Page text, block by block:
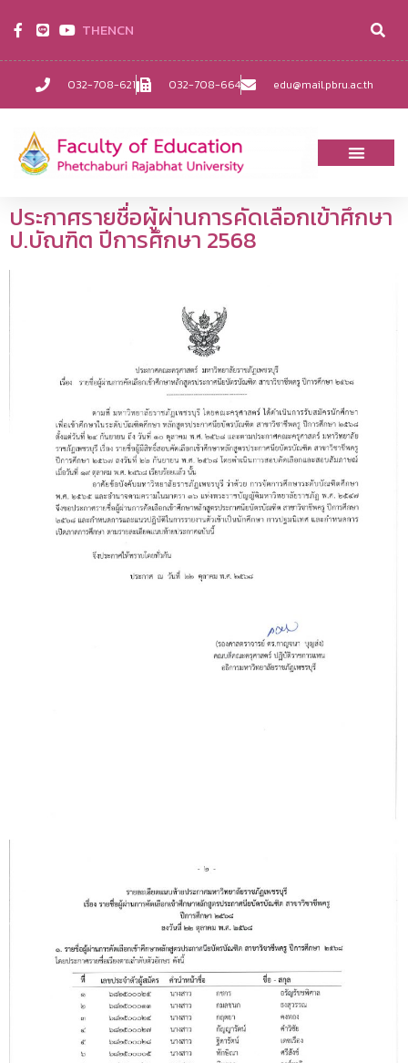
032-708-621 032-708-664 edu@mail.pbru.ac.th
THENCN
ประกาศรายชื่อผู้ผ่านการคัดเลือกเข้าศึกษา
ป.บัณฑิต ปีการศึกษา 2568